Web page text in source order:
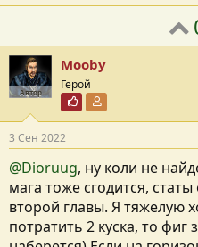
Автор
Mooby
Герой
Почётный пользователь
3 Сен 2022
@Dioruug, ну коли не
мага тоже сгодится,
второй главы. Я тяжелую
потратить 2 куска, то фиг